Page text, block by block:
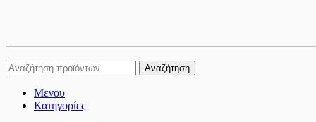
Αναζήτηση
Μενου
Κατηγορίες